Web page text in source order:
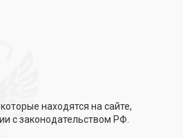
находятся на сайте,
с законодательством РФ.